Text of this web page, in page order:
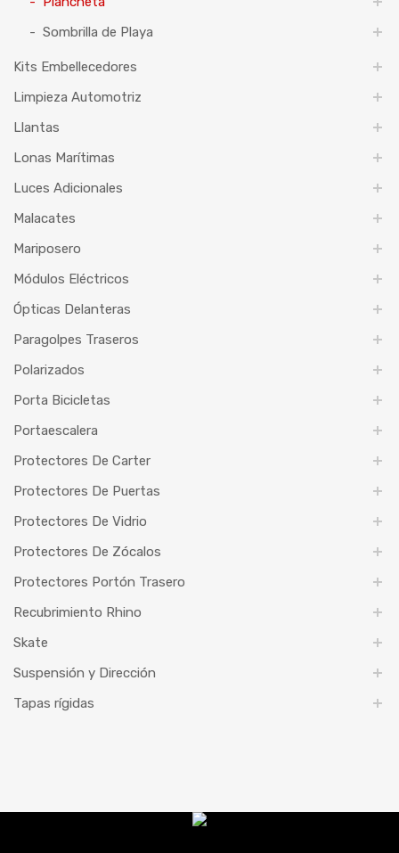
Sombrilla de Playa
Kits Embellecedores
Limpieza Automotriz
Llantas
Lonas Marítimas
Luces Adicionales
Malacates
Mariposero
Módulos Eléctricos
Ópticas Delanteras
Paragolpes Traseros
Polarizados
Porta Bicicletas
Portaescalera
Protectores De Carter
Protectores De Puertas
Protectores De Vidrio
Protectores De Zócalos
Protectores Portón Trasero
Recubrimiento Rhino
Skate
Suspensión y Dirección
Tapas rígidas